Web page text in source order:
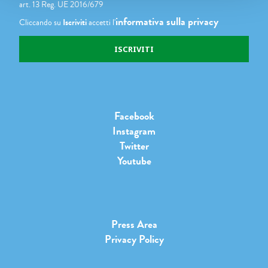
art. 13 Reg. UE 2016/679
Cliccando su Iscrivitiaccetti l'informativa sulla privacy
Facebook
Instagram
Twitter
Youtube
Press Area
Privacy Policy